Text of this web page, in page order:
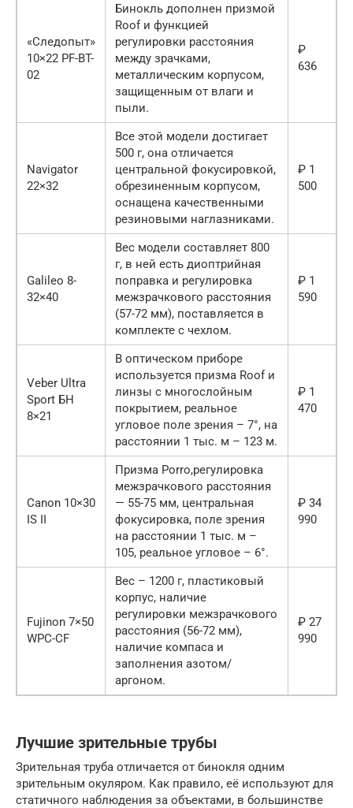
«Следопыт»
10×22 PF-BT-
02
Бинокль дополнен призмой
Roof и функцией
регулировки расстояния
между зрачками,
металлическим корпусом,
защищенным от влаги и
пыли.
₽
636
Navigator
22×32
Все этой модели достигает
500 г, она отличается
центральной фокусировкой,
обрезиненным корпусом,
оснащена качественными
резиновыми наглазниками.
₽ 1
500
Galileo 8-
32×40
Вес модели составляет 800
г, в ней есть диоптрийная
поправка и регулировка
межзрачкового расстояния
(57-72 мм), поставляется в
комплекте с чехлом.
₽ 1
590
Veber Ultra
Sport БН
8×21
В оптическом приборе
используется призма Roof и
линзы с многослойным
покрытием, реальное
угловое поле зрения – 7°, на
расстоянии 1 тыс. м – 123 м.
₽ 1
470
Canon 10×30
IS II
Призма Porro,регулировка
межзрачкового расстояния
— 55-75 мм, центральная
фокусировка, поле зрения
на расстоянии 1 тыс. м –
105, реальное угловое – 6°.
₽ 34
990
Fujinon 7×50
WPC-CF
Вес – 1200 г, пластиковый
корпус, наличие
регулировки межзрачкового
расстояния (56-72 мм),
наличие компаса и
заполнения азотом/
аргоном.
₽ 27
990
Лучшие зрительные трубы
Зрительная труба отличается от бинокля одним
зрительным окуляром. Как правило, её используют для
статичного наблюдения за объектами, в большинстве